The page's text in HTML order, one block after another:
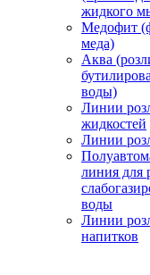
жидкого
Медофит
меда)
Аква
воды)
Линии
жидкостей
Линии
линия для
воды
Линии
напитков